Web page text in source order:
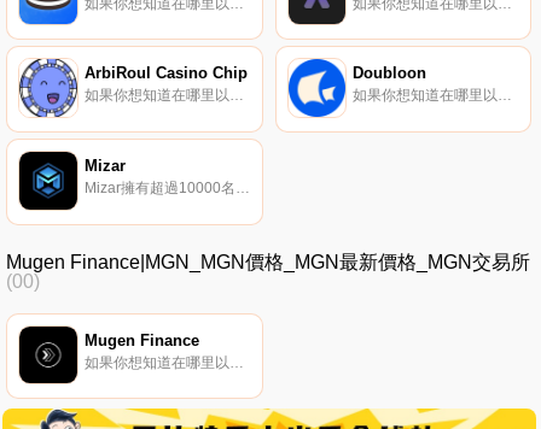
ArbiRoul Casino Chip
如果你想知道在哪里以當前價格購買ArROULRoul Casino Chip,目前交易{ArROULRoul Casino Chip]股票的頂級加密貨幣交易所是BKEX和Uniswap（V3）（ArROULtrum）。您可以在我們的加密貨幣交易所頁面上找到其他列表.
Doubloon
如果你想知道在哪里以當前價格購買Doubloon,目前交易{Doubloon]股票的頂級加密貨幣交易所是MEXC、BKEX和Uniswap（V3）（ArDBLtrum）。您可以在我們的加密貨幣交易所頁面上找到其他列表.
Mizar
Mizar擁有超過10000名活躍用戶和數百萬每日交易量,是那些在交易加密貨幣時要求最好的人的首選。告別FOMO和錯失的機會,使用先進的機器人和智能工具在您最喜歡的CEX和DEX上進行免提交易。在加密貨幣世界最大的社交交易平臺上與他人分享你的機器人,并獲得被動收入.
Mugen Finance|MGN_MGN價格_MGN最新價格_MGN交易所
(00)
Mugen Finance